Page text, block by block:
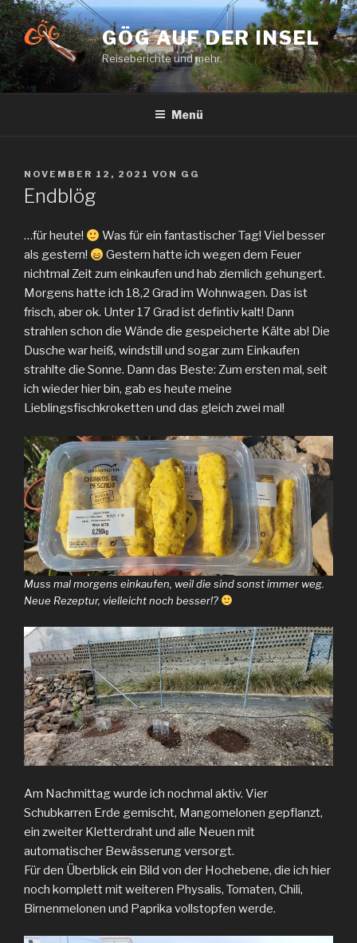
Zum
Inhalt
springen
GÖG AUF DER INSEL
Reiseberichte und mehr.
Menü
VERÖFFENTLICHT
AM
NOVEMBER 12, 2021 VON GG
Endblög
…für heute!
Was für ein fantastischer Tag! Viel besser
als gestern!
Gestern hatte ich wegen dem Feuer
nichtmal Zeit zum einkaufen und hab ziemlich gehungert.
Morgens hatte ich 18,2 Grad im Wohnwagen. Das ist
frisch, aber ok. Unter 17 Grad ist defintiv kalt! Dann
strahlen schon die Wände die gespeicherte Kälte ab! Die
Dusche war heiß, windstill und sogar zum Einkaufen
strahlte die Sonne. Dann das Beste: Zum ersten mal, seit
ich wieder hier bin, gab es heute meine
Lieblingsfischkroketten und das gleich zwei mal!
Muss mal morgens einkaufen, weil die sind sonst immer weg.
Neue Rezeptur, vielleicht noch besser!?
Am Nachmittag wurde ich nochmal aktiv. Vier
Schubkarren Erde gemischt, Mangomelonen gepflanzt,
ein zweiter Kletterdraht und alle Neuen mit
automatischer Bewässerung versorgt.
Für den Überblick ein Bild von der Hochebene, die ich hier
noch komplett mit weiteren Physalis, Tomaten, Chili,
Birnenmelonen und Paprika vollstopfen werde.